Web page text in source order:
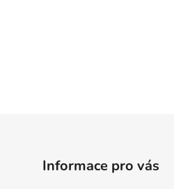
Informace pro vás